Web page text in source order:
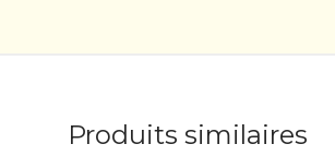
Produits similaires